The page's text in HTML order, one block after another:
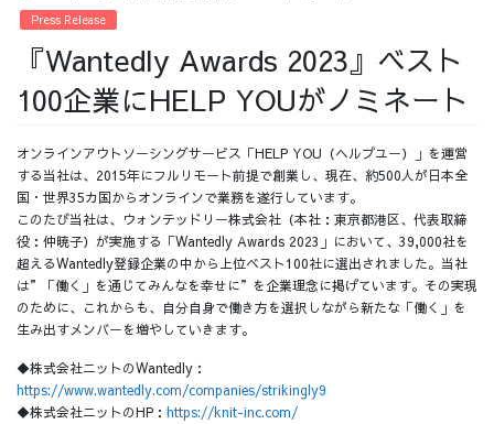
サービス
採用情報
チームインタビュー01
チームインタビュー02
Press Release
『Wantedly Awards 2023』ベスト
100企業にHELP YOUがノミネート
オンラインアウトソーシングサービス「HELP YOU（ヘルプユー）」を運営
する当社は、2015年にフルリモート前提で創業し、現在、約500人が日本全
国・世界35カ国からオンラインで業務を遂行しています。
このたび当社は、ウォンテッドリー株式会社（本社：東京都港区、代表取締
役：仲暁子）が実施する「Wantedly Awards 2023」において、39,000社を
超えるWantedly登録企業の中から上位ベスト100社に選出されました。当社
は”「働く」を通じてみんなを幸せに”を企業理念に掲げています。その実現
のために、これからも、自分自身で働き方を選択しながら新たな「働く」を
生み出すメンバーを増やしていきます。
◆株式会社ニットのWantedly：
https://www.wantedly.com/companies/strikingly9
◆株式会社ニットのHP： https://knit-inc.com/